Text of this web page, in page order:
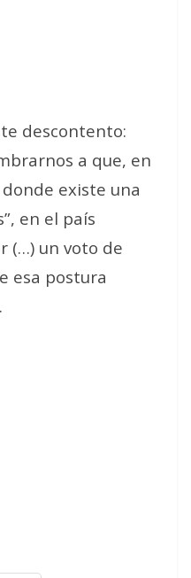
descontento:
a que, en
existe una
en el país
(…) un voto de
esa postura